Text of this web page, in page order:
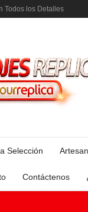
Todos los Detalles
Selección
Contáctenos